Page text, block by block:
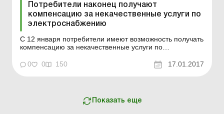
Потребители наконец получают
компенсацию за некачественные услуги по
электроснабжению
С 12 января потребители имеют возможность получать
компенсацию за некачественные услуги по
обеспечения стандартов качества услуг по
электроснабжению, утвержденный постановлением
0 0 150 17.01.2017
Показать еще